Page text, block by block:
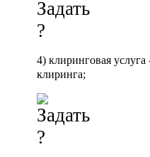
4) клиринговая услуга
клиринга;